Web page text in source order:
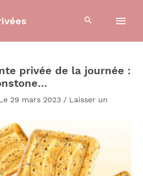
privée de la journée :
29 mars 2023 / Laisser un